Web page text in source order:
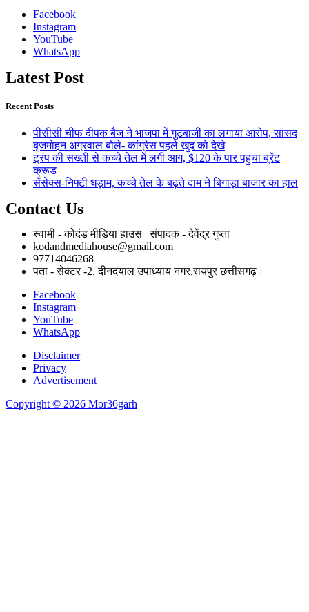
Facebook
Instagram
YouTube
WhatsApp
Latest Post
Recent Posts
पीसीसी चीफ दीपक बैज ने भाजपा में गुटबाजी का लगाया आरोप, सांसद
बृजमोहन अग्रवाल बोले- कांग्रेस पहले खुद को देखे
ट्रंप की सख्ती से कच्चे तेल में लगी आग, $120 के पार पहुंचा ब्रेंट
क्रूड
सेंसेक्स-निफ्टी धड़ाम, कच्चे तेल के बढ़ते दाम ने बिगाड़ा बाजार का हाल
Contact Us
स्वामी - कोदंड मीडिया हाउस | संपादक - देवेंद्र गुप्ता
kodandmediahouse@gmail.com
97714046268
पता - सेक्टर -2, दीनदयाल उपाध्याय नगर,रायपुर छत्तीसगढ़।
Facebook
Instagram
YouTube
WhatsApp
Disclaimer
Privacy
Advertisement
Copyright © 2026 Mor36garh